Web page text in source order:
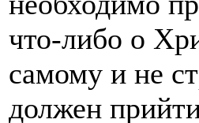
что-либо о
самому и не
должен